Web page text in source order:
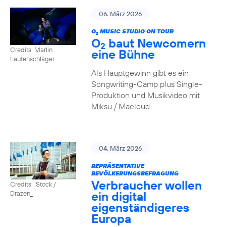
Credits: Marlin
Lautenschläger
06. März 2026
O2MUSIC STUDIO ON TOUR
O2 baut Newcomern
eine Bühne
Als Hauptgewinn gibt es ein
Songwriting-Camp plus Single-
Produktion und Musikvideo mit
Miksu / Macloud
Credits: iStock /
Drazen_
04. März 2026
REPRÄSENTATIVE
BEVÖLKERUNGSBEFRAGUNG
Verbraucher wollen
ein digital
eigenständigeres
Europa